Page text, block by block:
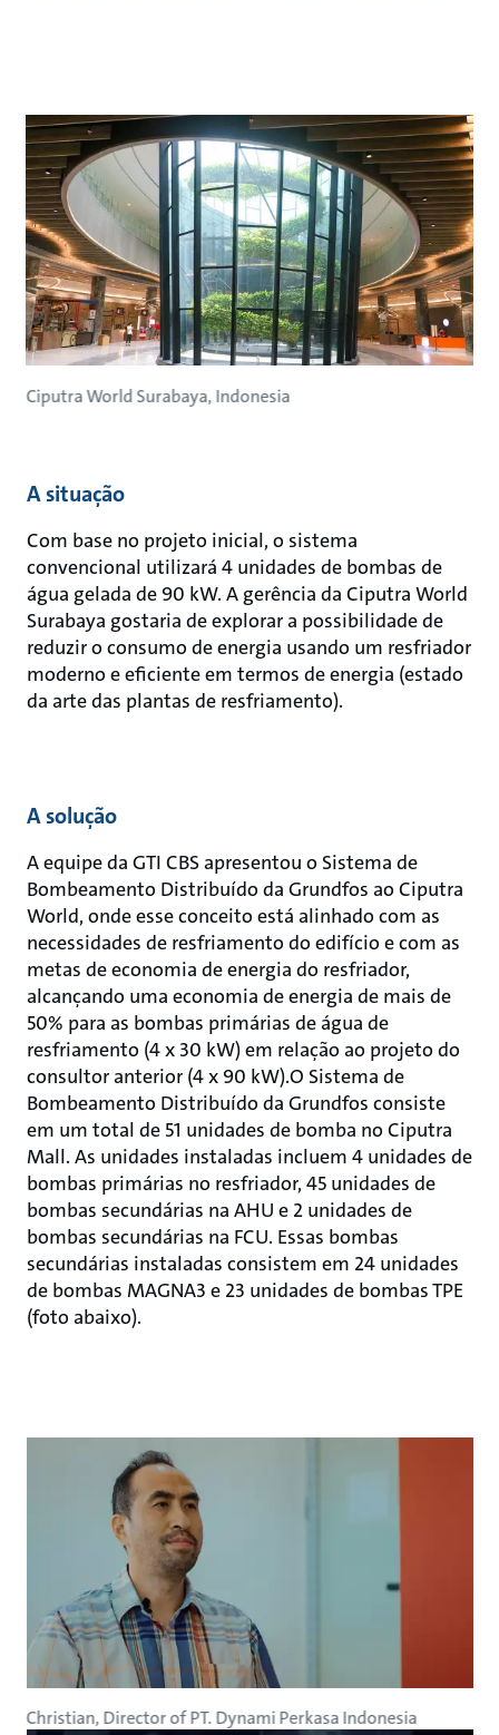
Ciputra World Surabaya, Indonesia
A situação
Com base no projeto inicial, o sistema
convencional utilizará 4 unidades de bombas de
água gelada de 90 kW. A gerência da Ciputra World
Surabaya gostaria de explorar a possibilidade de
reduzir o consumo de energia usando um resfriador
moderno e eficiente em termos de energia (estado
da arte das plantas de resfriamento).
A solução
A equipe da GTI CBS apresentou o Sistema de
Bombeamento Distribuído da Grundfos ao Ciputra
World, onde esse conceito está alinhado com as
necessidades de resfriamento do edifício e com as
metas de economia de energia do resfriador,
alcançando uma economia de energia de mais de
50% para as bombas primárias de água de
resfriamento (4 x 30 kW) em relação ao projeto do
consultor anterior (4 x 90 kW).O Sistema de
Bombeamento Distribuído da Grundfos consiste
em um total de 51 unidades de bomba no Ciputra
Mall. As unidades instaladas incluem 4 unidades de
bombas primárias no resfriador, 45 unidades de
bombas secundárias na AHU e 2 unidades de
bombas secundárias na FCU. Essas bombas
secundárias instaladas consistem em 24 unidades
de bombas MAGNA3 e 23 unidades de bombas TPE
(foto abaixo).
Christian, Director of PT. Dynami Perkasa Indonesia